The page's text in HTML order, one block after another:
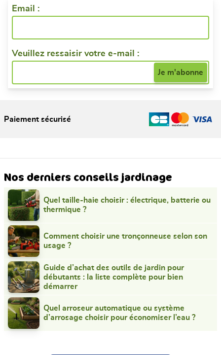
Email :
Veuillez ressaisir votre e-mail :
Paiement sécurisé
Nos derniers conseils jardinage
Quel taille-haie choisir : électrique, batterie ou
thermique ?
Comment choisir une tronçonneuse selon son
usage ?
Guide d’achat des outils de jardin pour
débutants : la liste complète pour bien
démarrer
Quel arroseur automatique ou système
d’arrosage choisir pour économiser l’eau ?